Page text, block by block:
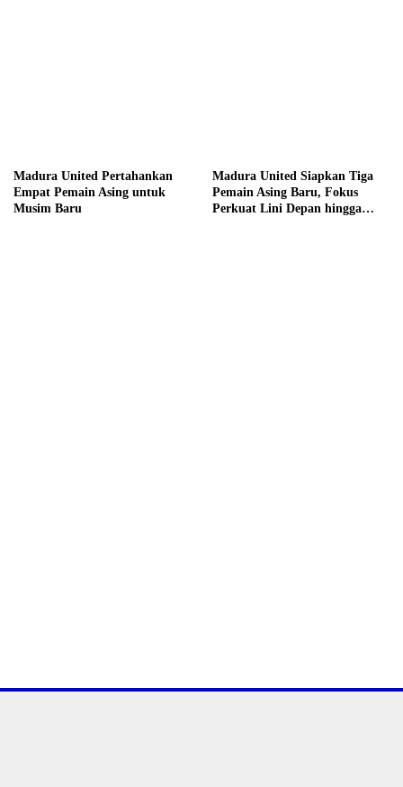
Madura United Pertahankan
Empat Pemain Asing untuk
Musim Baru
Madura United Siapkan Tiga
Pemain Asing Baru, Fokus
Perkuat Lini Depan hingga